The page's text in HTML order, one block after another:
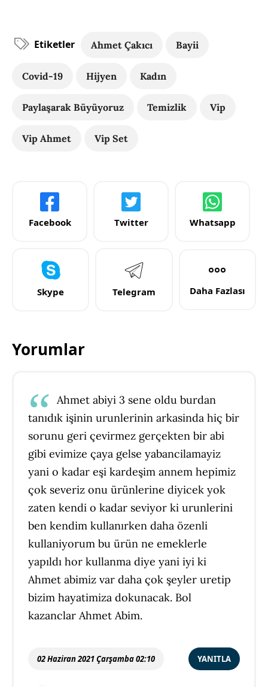
Etiketler Ahmet Çakıcı Bayii
Covid-19 Hijyen Kadın
Paylaşarak Büyüyoruz Temizlik Vip
Vip Ahmet Vip Set
Facebook Twitter Whatsapp
Skype Telegram Daha Fazlası
Yorumlar
Ahmet abiyi 3 sene oldu burdan
tanıdık işinin urunlerinin arkasinda hiç bir
sorunu geri çevirmez gerçekten bir abi
gibi evimize çaya gelse yabancilamayiz
yani o kadar eşi kardeşim annem hepimiz
çok severiz onu ürünlerine diyicek yok
zaten kendi o kadar seviyor ki urunlerini
ben kendim kullanırken daha özenli
kullaniyorum bu ürün ne emeklerle
yapıldı hor kullanma diye yani iyi ki
Ahmet abimiz var daha çok şeyler uretip
bizim hayatimiza dokunacak. Bol
kazanclar Ahmet Abim.
YANITLA
02 Haziran 2021 Çarşamba 02:10